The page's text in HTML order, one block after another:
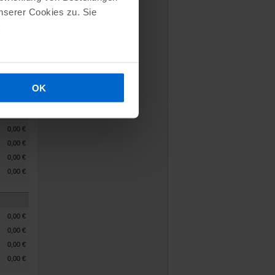
Cookies zu. Sie
OK
0,00€
0,00€
0,00€
0,00€
0,00€
0,00€
0,00€
0,00€